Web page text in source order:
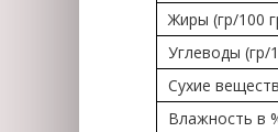
Жиры (гр/100
Углеводы (гр/
Сухие
Влажность в